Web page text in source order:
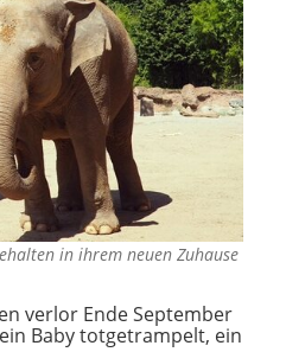
in ihrem neuen Zuhause
verlor Ende September
Baby totgetrampelt, ein